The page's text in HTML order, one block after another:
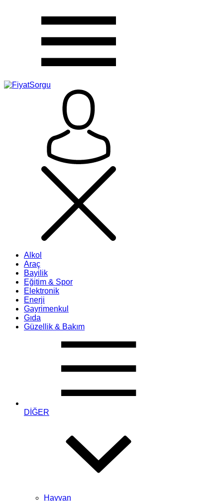
Alkol
Araç
Bayilik
Eğitim & Spor
Elektronik
Enerji
Gayrimenkul
Gıda
Güzellik & Bakım
DİĞER
Hayvan